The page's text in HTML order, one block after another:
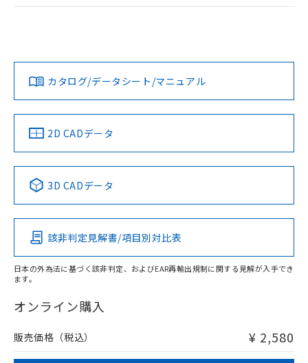
ログイン/会員登録
ダウンロードデータをご利用いただく前に、以下を必ずお読
みください。
ソフトウェアの使用条件
EU RoHS 注意事項・凡例
対応済み
中国 RoHS 注意事項・凡例
Pb Hg Cd Cr(VI)
O
在庫等で未対応品が混在する可能性があります。
問い合わせください。
LR型式承認
（イギリス
船舶規格）
DNV型式承認
（ノルウェー
BV型式承認
（フランス
KR型式
（韓国
No No No No
この製品の規格認証/適合状況ページへ
その他の認証はこちらのページからご検索ください
カタログ/データシート/マニュアル
2D CADデータ
3D CADデータ
該非判定見解書/項目別対比表
日本の外為法に基づく該非判定、およびEAR再輸出規制に関する見解が入手でき
ます。
オンライン購入
販売価格（税込） ¥ 2,580